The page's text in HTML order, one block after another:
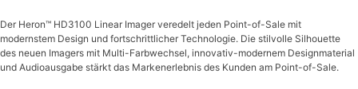
Der Heron™ HD3100 Linear Imager veredelt jeden Point-of-Sale mit
modernstem Design und fortschrittlicher Technologie. Die stilvolle Silhouette
des neuen Imagers mit Multi-Farbwechsel, innovativ-modernem Designmaterial
und Audioausgabe stärkt das Markenerlebnis des Kunden am Point-of-Sale.